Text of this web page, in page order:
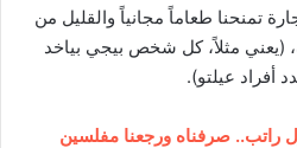
تمنحنا طعاماً مجانياً والقليل من
مثلاً، كل شخص بيجي بياخد
عيلتو).
راتب.. صرفناه ورجعنا مفلسين